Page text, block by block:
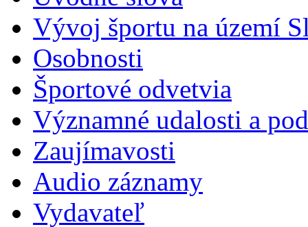
Vývoj športu na území
Osobnosti
Športové odvetvia
Významné udalosti a
Zaujímavosti
Audio záznamy
Vydavateľ